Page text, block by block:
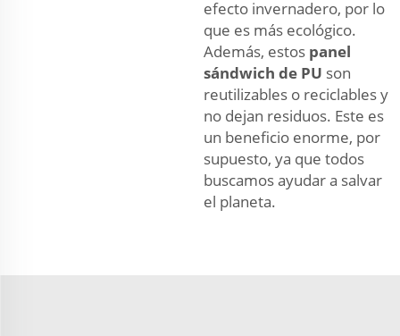
efecto invernadero, por lo
que es más ecológico.
Además, estos panel
sándwich de PU son
reutilizables o reciclables y
no dejan residuos. Este es
un beneficio enorme, por
supuesto, ya que todos
buscamos ayudar a salvar
el planeta.